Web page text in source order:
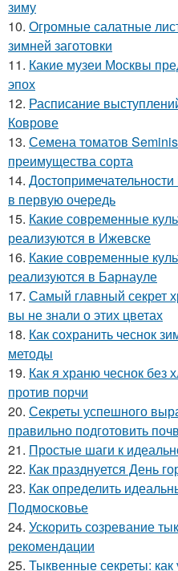
зиму
10. Огромные салатные
зимней заготовки
11. Какие музеи Москвы
эпох
12. Расписание
Коврове
13. Семена томатов
преимущества сорта
14.
в первую очередь
15. Какие современные
реализуются в Ижевске
16. Какие современные
реализуются в Барнауле
17. Самый главный секрет
вы не знали о этих цветах
18. Как сохранить чеснок
методы
19. Как я храню чеснок без
против порчи
20. Секреты успешного
правильно подготовить
21. Простые шаги к
22. Как празднуется День
23. Как определить
Подмосковье
24. Ускорить созревание
рекомендации
25. Тыквенные секреты: как